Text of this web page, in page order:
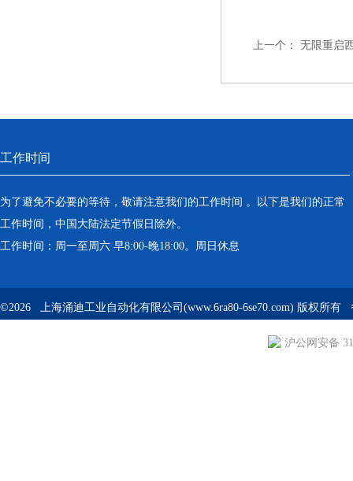
上一个： 无限重启
工作时间
为了避免不必要的等待，敬请注意我们的工作时间 。以下是我们的正常
工作时间，中国大陆法定节假日除外。
工作时间：周一至周六 早8:00-晚18:00。周日休息
©2026 上海涌迪工业自动化有限公司(www.6ra80-6se70.com) 版权所有
沪公网安备